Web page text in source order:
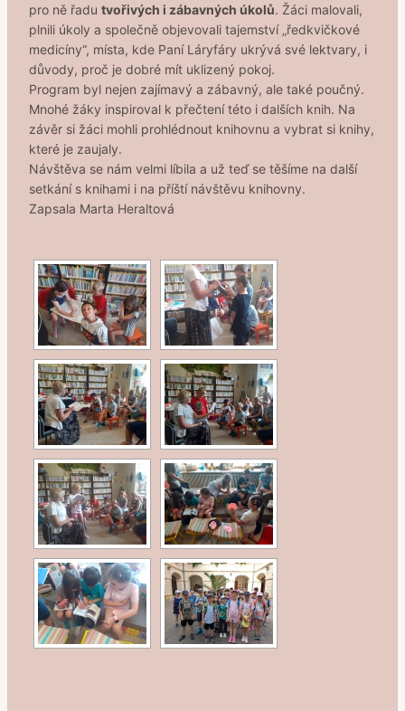
pro ně řadu tvořivých i zábavných úkolů. Žáci malovali,
plnili úkoly a společně objevovali tajemství „ředkvičkové
medicíny“, místa, kde Paní Láryfáry ukrývá své lektvary, i
důvody, proč je dobré mít uklizený pokoj.
Program byl nejen zajímavý a zábavný, ale také poučný.
Mnohé žáky inspiroval k přečtení této i dalších knih. Na
závěr si žáci mohli prohlédnout knihovnu a vybrat si knihy,
které je zaujaly.
Návštěva se nám velmi líbila a už teď se těšíme na další
setkání s knihami i na příští návštěvu knihovny.
Zapsala Marta Heraltová